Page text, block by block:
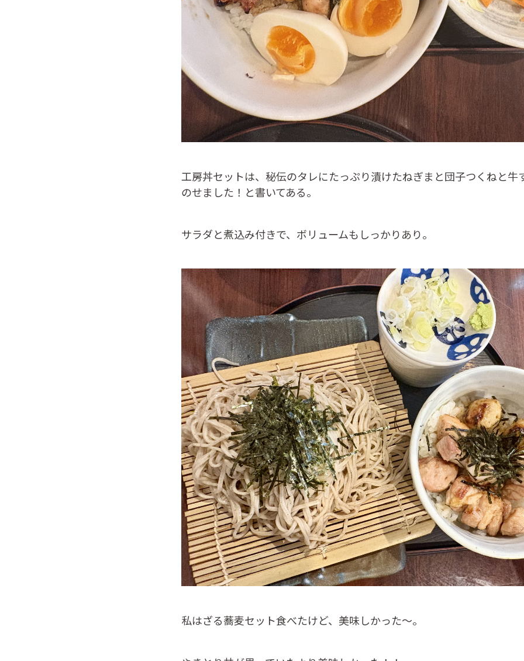
工房丼セットは、秘伝のタレにたっぷり漬けたねぎまと団子つくねと牛
のせました！と書いてある。
サラダと煮込み付きで、ボリュームもしっかりあり。
私はざる蕎麦セット食べたけど、美味しかった～。